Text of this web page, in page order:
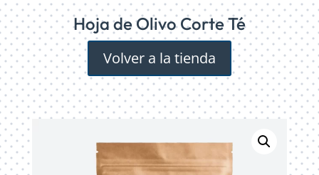
Hoja de Olivo Corte Té
Volver a la tienda